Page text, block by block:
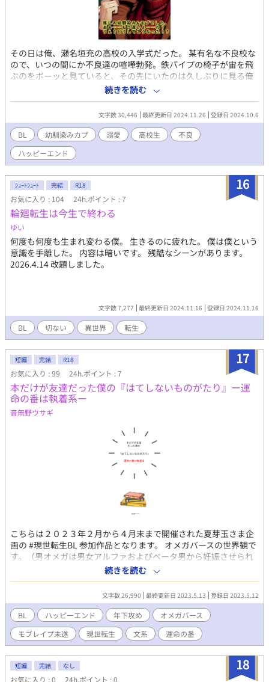
その日は俺、瀬名垣充の高校の入学式だった。 某有名な不良校な
ので、いつの間にか不良達の喧嘩勃発。鉄パイプの椅子が宙を飛
ぶのをボーッと見ていると、その先にいたのは久しぶりに見る俺
の大切な幼馴染だった。 無意識に幼馴染みを庇い、俺の頭に鉄パ
イプ椅子が当たった瞬間、思い出した！ 大切な幼馴染み、松林時
雨が、前世ドはまりしていたBLゲーム『コイアイ』の推しだった
と言うことに。 もっと早く思い出せば、あんなことやこんなこと
も出来たのに！……あー、もう遅いよ……ね？うぇ？どうしてこ
うなった！？ 幼馴染みカプ イケメン不良（推し）✕推しの幼馴染
み&モブ ちょっと暗いですがハッピーエンドです♪ 瀬名垣充（せ
ながきみつる） 高１ 松林時雨（まつばやし しぐれ） 高２ ※更
新時間は２０時から２２時の間の予定。 ※イラストはAIを加工し
たものです。 ※更新はのんびり行かせていただきます。 ※１話は
読みやすいよう１５００～３０００の間で投稿しようと思います
♪ ※誤字脱字が合ったらお知らせいただけると嬉しいです。 ※メ
ンタル豆腐なので優しくしていただけると助かります（笑
続きを読む
文字数 30,446 最終更新日 2024.11.26 登録日 2024.10.6
BL 幼馴染みカプ 溺愛 高校生
不良
ハッピーエンド
16
ｼｮｰﾄｼｮｰﾄ 完結 R18
お気に入り : 104 24h.ポイント : 7
輪廻転生は今生で終わる
ゆい
何度も何度も生まれ変わる僕。 生きるのに疲れた。 僕は僕という
意識を手離した。 内容は暗いです。 残酷なシーンがあります。
2026.4.14 改題しました。
文字数 7,277 最終更新日 2024.11.16 登録日 2024.11.16
BL 切ない 異世界 転生
17
短編 完結 R18
お気に入り : 99 24h.ポイント : 7
本だけが友達だった僕の『はてしないものがたり』ー運
命の番は執着系ー
音無野ウサギ
こちらは２０２３年２月から４月末まで開催された夏芽玉さま企
画の #現世転生BL 参加作品となります。 オメガバースの世界観で
す。（男オメガは男女アルファおよびベータ男から妊娠させられ
てしまう設定を取っています。） いじいじ文系地味受けオメガと
死んでもなお受けのもとに転生して戻ってきたキラキラ執着王子
系アルファの二人の再会物語。読書好きの二人がした最後の約
束。はてしない物語の感想をつげる前に死んでしまった親友を思
って孤独に生きてきたオメガ木本はじめの前に現れたのは王子様
系かわいいオメガ。オメガ同士なのにどんどん惹かれていく自分
に戸惑う木本なのだったが…… 書いてるうちに地雷かも知れない
ネタだったことに気づきました。 ヒーローは一回死にます。が犬
は死にません。（犬出てきてないし） ・男性妊娠・不妊・モブレ
イプ未遂がありますので無理な方はそっ閉じお願いします。 ハッ
続きを読む
文字数 26,990 最終更新日 2023.5.13 登録日 2023.5.12
BL ハッピーエンド 年下攻め
オメガバース
モブレイプ未遂
現世転生 文系 運命の番
18
短編 完結 なし
お気に入り : 0 24h.ポイント : 0